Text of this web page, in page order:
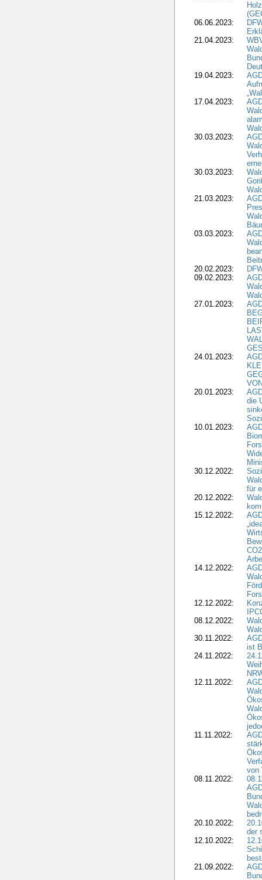
06.06.2023:
21.04.2023:
19.04.2023:
17.04.2023:
30.03.2023:
30.03.2023:
21.03.2023:
03.03.2023:
20.02.2023:
09.02.2023:
27.01.2023:
24.01.2023:
20.01.2023:
die
10.01.2023:
30.12.2022:
für
20.12.2022:
15.12.2022:
14.12.2022:
12.12.2022:
08.12.2022:
30.11.2022:
ist
24.11.2022:
12.11.2022:
11.11.2022:
von
08.11.2022:
20.10.2022:
der
12.10.2022:
21.09.2022: